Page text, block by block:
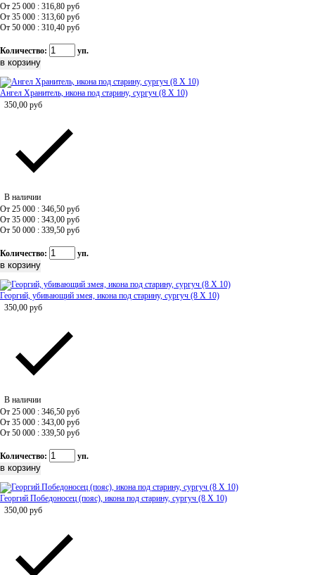
От 25 000 : 316,80 руб
От 35 000 : 313,60 руб
От 50 000 : 310,40 руб
Количество: уп.
Ангел Хранитель, икона под старину, сургуч (8 Х 10)
350,00 руб
В наличии
От 25 000 : 346,50 руб
От 35 000 : 343,00 руб
От 50 000 : 339,50 руб
Количество: уп.
Георгий, убивающий змея, икона под старину, сургуч (8 Х 10)
350,00 руб
В наличии
От 25 000 : 346,50 руб
От 35 000 : 343,00 руб
От 50 000 : 339,50 руб
Количество: уп.
Георгий Победоносец (пояс), икона под старину, сургуч (8 Х 10)
350,00 руб